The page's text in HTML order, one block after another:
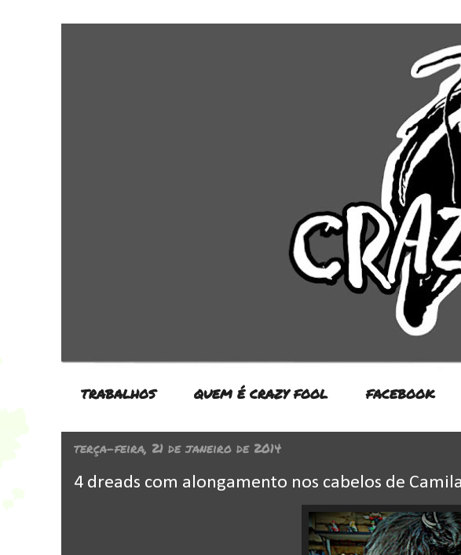
TRABALHOS QUEM É CRAZY FOOL FACEBOOK
terça-feira, 21 de janeiro de 2014
4 dreads com alongamento nos cabelos de